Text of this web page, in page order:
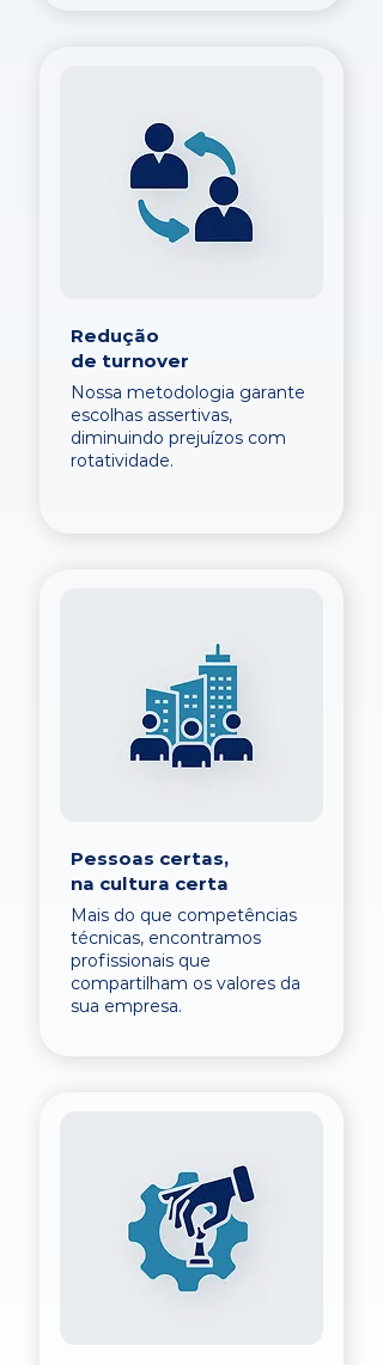
Redução
de turnover
Nossa metodologia garante
escolhas assertivas,
diminuindo prejuízos com
rotatividade.
Pessoas certas,
na cultura certa
Mais do que competências
técnicas, encontramos
profissionais que
compartilham os valores da
sua empresa.